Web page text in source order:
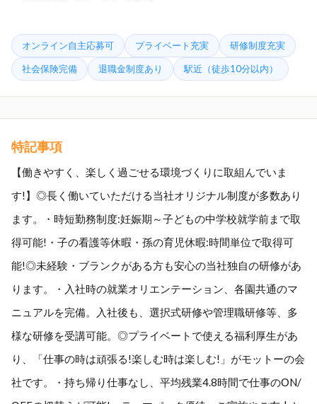
オンライン自主応募可 プライベート充実 研修制度充実
社会保険完備 退職金制度あり 駅近（徒歩10分以内）
特記事項
【働きやすく、楽しく過ごせる環境づくりに取組んでいま
す!】◎長く働いていただける当社オリジナル制度が多数あり
ます。・時短勤務制度:妊娠期～子どもの中学校就学前まで取
得可能!・子の看護等休暇・孫の育児休暇:時間単位で取得可
能!◎未経験・ブランクがある方も安心の当社独自の研修があ
ります。・入社時の就業オリエンテーション、各園共通のマ
ニュアルを完備。入社後も、選択式研修や管理職研修等、多
様な研修を受講可能。◎プライベートで使える福利厚生があ
り、「仕事の時は頑張る!楽しむ時は楽しむ!」がモットーの会
社です。・持ち帰り仕事なし、平均残業4.8時間で仕事のОN/